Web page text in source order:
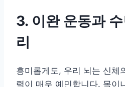
3. 이완 운동과
리
흥미롭게도, 우리 뇌는 신체
력이 매우 예민합니다. 목이